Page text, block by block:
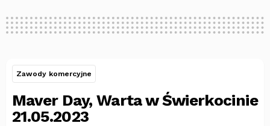
Zawody komercyjne
Maver Day, Warta w Świerkocinie
21.05.2023